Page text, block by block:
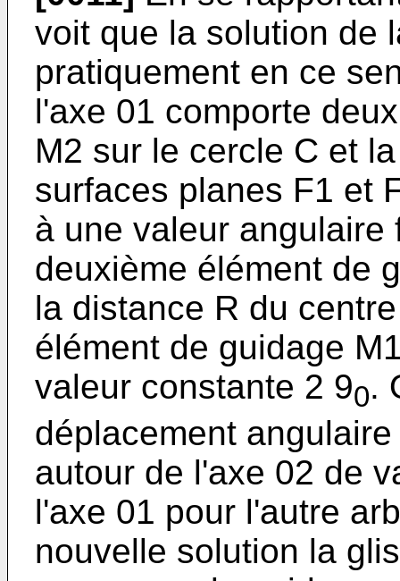
voit que la solution de
pratiquement en ce
l'axe 01 comporte
M2 sur le cercle C et
surfaces planes F1 et
à une valeur
deuxième élément de
la distance R du
élément de guidage
valeur constante 2 90.
déplacement
autour de l'axe 02 de
l'axe 01 pour l'autre
nouvelle solution la